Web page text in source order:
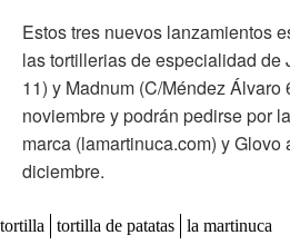
Estos tres nuevos lanzamientos
las tortillerias de especialidad de
11) y Madnum (C/Méndez Álvaro
noviembre y podrán pedirse por
marca (lamartinuca.com) y Glovo
diciembre.
tortilla tortilla de patatas la martinuca